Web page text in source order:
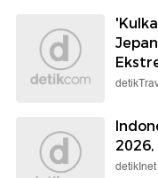
detikInet